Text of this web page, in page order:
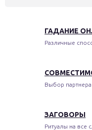
ГАДАНИЕ
Различные
Выбор партнера
ЗАГОВОРЫ
Ритуалы на все